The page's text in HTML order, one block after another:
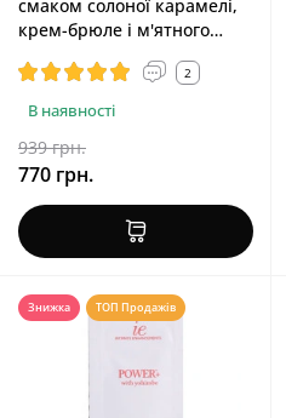
смаком солоної карамелі,
крем-брюле і м'ятного
Pack Gelato, 3x30 ml2
В наявності
939 грн.
770 грн.
Знижка ТОП Продажів